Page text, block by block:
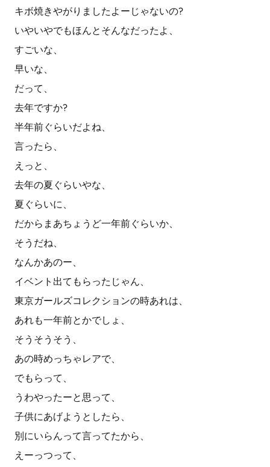
キボ焼きやがりましたよーじゃないの?
いやいやでもほんとそんなだったよ、
すごいな、
早いな、
だって、
去年ですか?
半年前ぐらいだよね、
言ったら、
えっと、
去年の夏ぐらいやな、
夏ぐらいに、
だからまあちょうど一年前ぐらいか、
そうだね、
なんかあのー、
イベント出てもらったじゃん、
東京ガールズコレクションの時あれは、
あれも一年前とかでしょ、
そうそうそう、
あの時めっちゃレアで、
でもらって、
うわやったーと思って、
子供にあげようとしたら、
別にいらんって言ってたから、
えーっつって、